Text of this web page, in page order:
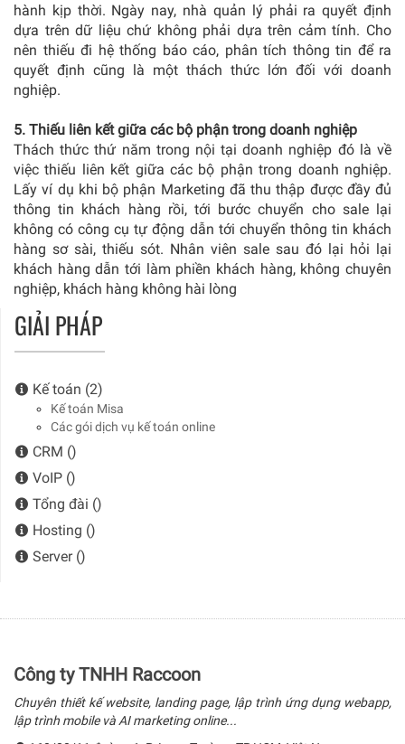
hành kịp thời. Ngày nay, nhà quản lý phải ra quyết định
dựa trên dữ liệu chứ không phải dựa trên cảm tính. Cho
nên thiếu đi hệ thống báo cáo, phân tích thông tin để ra
quyết định cũng là một thách thức lớn đối với doanh
nghiệp.
5. Thiếu liên kết giữa các bộ phận trong doanh nghiệp
Thách thức thứ năm trong nội tại doanh nghiệp đó là về
việc thiếu liên kết giữa các bộ phận trong doanh nghiệp.
Lấy ví dụ khi bộ phận Marketing đã thu thập được đầy đủ
thông tin khách hàng rồi, tới bước chuyển cho sale lại
không có công cụ tự động dẫn tới chuyển thông tin khách
hàng sơ sài, thiếu sót. Nhân viên sale sau đó lại hỏi lại
khách hàng dẫn tới làm phiền khách hàng, không chuyên
nghiệp, khách hàng không hài lòng
GIẢI PHÁP
Kế toán (2)
Kế toán Misa
Các gói dịch vụ kế toán online
CRM ()
VoIP ()
Tổng đài ()
Hosting ()
Server ()
Công ty TNHH Raccoon
Chuyên thiết kế website, landing page, lập trình ứng dụng webapp,
lập trình mobile và AI marketing online...